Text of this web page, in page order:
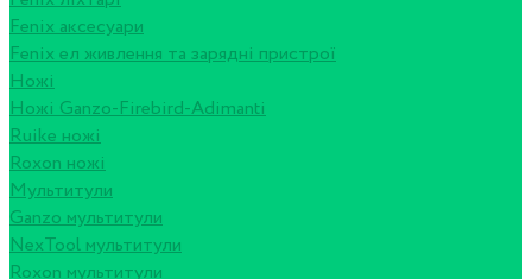
Fenix аксесуари
Fenix ел живлення та зарядні пристрої
Ножі
Ножі Ganzo-Firebird-Adimanti
Ruike ножі
Roxon ножi
Мультитули
Ganzo мультитули
NexTool мультитули
Roxon мультитули